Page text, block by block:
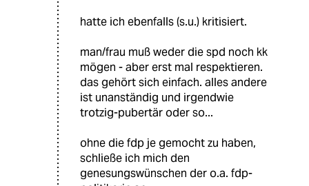
hatte ich ebenfalls (s.u.) kritisiert.
man/frau muß weder die spd noch kk
mögen - aber erst mal respektieren.
das gehört sich einfach. alles andere
ist unanständig und irgendwie
trotzig-pubertär oder so...
ohne die fdp je gemocht zu haben,
schließe ich mich den
genesungswünschen der o.a. fdp-